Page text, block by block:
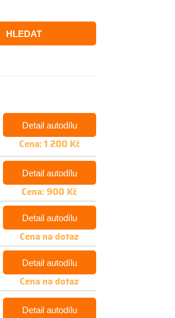
HLEDAT
Detail autodílu
Cena: 1 200 Kč
Detail autodílu
Cena: 900 Kč
Detail autodílu
Cena na dotaz
Detail autodílu
Cena na dotaz
Detail autodílu